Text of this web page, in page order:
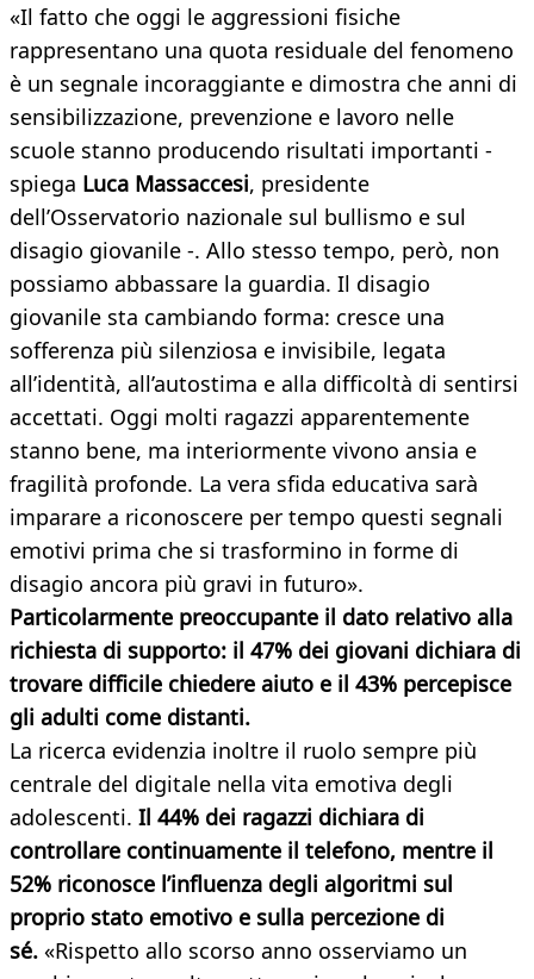
«Il fatto che oggi le aggressioni fisiche
rappresentano una quota residuale del fenomeno
è un segnale incoraggiante e dimostra che anni di
sensibilizzazione, prevenzione e lavoro nelle
scuole stanno producendo risultati importanti -
spiega Luca Massaccesi, presidente
dell’Osservatorio nazionale sul bullismo e sul
disagio giovanile -. Allo stesso tempo, però, non
possiamo abbassare la guardia. Il disagio
giovanile sta cambiando forma: cresce una
sofferenza più silenziosa e invisibile, legata
all’identità, all’autostima e alla difficoltà di sentirsi
accettati. Oggi molti ragazzi apparentemente
stanno bene, ma interiormente vivono ansia e
fragilità profonde. La vera sfida educativa sarà
imparare a riconoscere per tempo questi segnali
emotivi prima che si trasformino in forme di
disagio ancora più gravi in futuro».
Particolarmente preoccupante il dato relativo alla
richiesta di supporto: il 47% dei giovani dichiara di
trovare difficile chiedere aiuto e il 43% percepisce
gli adulti come distanti.
La ricerca evidenzia inoltre il ruolo sempre più
centrale del digitale nella vita emotiva degli
adolescenti. Il 44% dei ragazzi dichiara di
controllare continuamente il telefono, mentre il
52% riconosce l’influenza degli algoritmi sul
proprio stato emotivo e sulla percezione di
sé. «Rispetto allo scorso anno osserviamo un